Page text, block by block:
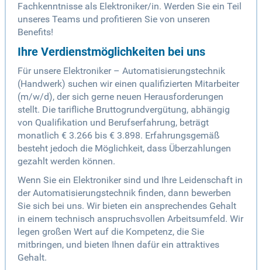
Fachkenntnisse als Elektroniker/in. Werden Sie ein Teil
unseres Teams und profitieren Sie von unseren
Benefits!
Ihre Verdienstmöglichkeiten bei uns
Für unsere Elektroniker – Automatisierungstechnik
(Handwerk) suchen wir einen qualifizierten Mitarbeiter
(m/w/d), der sich gerne neuen Herausforderungen
stellt. Die tarifliche Bruttogrundvergütung, abhängig
von Qualifikation und Berufserfahrung, beträgt
monatlich € 3.266 bis € 3.898. Erfahrungsgemäß
besteht jedoch die Möglichkeit, dass Überzahlungen
gezahlt werden können.
Wenn Sie ein Elektroniker sind und Ihre Leidenschaft in
der Automatisierungstechnik finden, dann bewerben
Sie sich bei uns. Wir bieten ein ansprechendes Gehalt
in einem technisch anspruchsvollen Arbeitsumfeld. Wir
legen großen Wert auf die Kompetenz, die Sie
mitbringen, und bieten Ihnen dafür ein attraktives
Gehalt.